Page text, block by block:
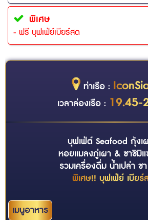
พิเศษ
- ฟรี บุฟเฟ่ย์เบียร์สด
ท่าเรือ :
เวลาล่องเรือ : 19.45-
บุฟเฟ่ต์ Seafood กุ้งเ
หอยแมลงภู่เผา & ซาชิมิ
รวมเครื่องดื่ม น้ำเปล่า ช
พิเศษ!! บุฟเฟ่ย์ เบียร์
เมนูอาหาร